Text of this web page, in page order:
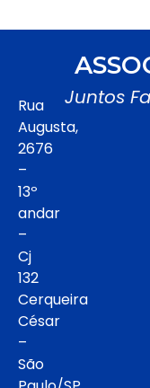
Rua
Augusta,
2676
–
13º
andar
–
Cj
132
Cerqueira
César
–
São
Juntos